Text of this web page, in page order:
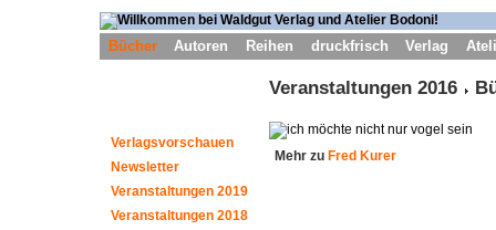
Bücher Autoren Reihen druckfrisch Verlag
Verlagsvorschauen
Newsletter
Veranstaltungen 2019
Veranstaltungen 2018
Veranstaltungen 2016
Mehr zu Fred Kurer